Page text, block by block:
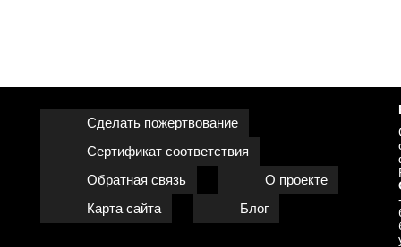
Сделать пожертвование
Сертификат соответствия
Обратная связь
О проекте
Карта сайта
Блог